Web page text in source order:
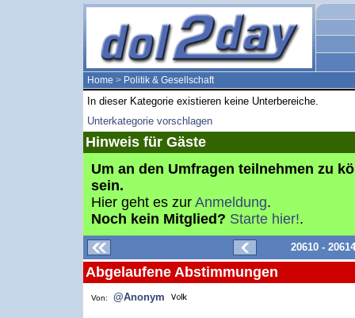
Home > Politik & Gesellschaft
In dieser Kategorie existieren keine Unterbereiche.
Unterkategorie vorschlagen
Hinweis für Gäste
Um an den Umfragen teilnehmen zu
sein.
Hier geht es zur Anmeldung.
Noch kein Mitglied? Starte hier!.
20610 -
Abgelaufene Abstimmungen
Von: @Anonym